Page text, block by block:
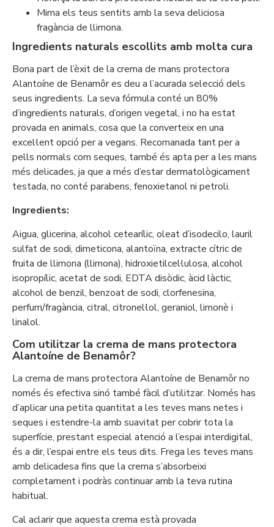
Mima els teus sentits amb la seva deliciosa
fragància de llimona.
Ingredients naturals escollits amb molta cura
Bona part de l’èxit de la crema de mans protectora
Alantoíne de Benamôr es deu a l’acurada selecció dels
seus ingredients. La seva fórmula conté un 80%
d’ingredients naturals, d’origen vegetal, i no ha estat
provada en animals, cosa que la converteix en una
excel·lent opció per a vegans. Recomanada tant per a
pells normals com seques, també és apta per a les mans
més delicades, ja que a més d’estar dermatològicament
testada, no conté parabens, fenoxietanol ni petroli.
Ingredients:
Aigua, glicerina, alcohol cetearílic, oleat d’isodecilo, lauril
sulfat de sodi, dimeticona, alantoïna, extracte cítric de
fruita de llimona (llimona), hidroxietilcel·lulosa, alcohol
isopropílic, acetat de sodi, EDTA disòdic, àcid làctic,
alcohol de benzil, benzoat de sodi, clorfenesina,
perfum/fragància, citral, citronel·lol, geraniol, limonè i
linalol.
Com utilitzar la crema de mans protectora
Alantoíne de Benamôr?
La crema de mans protectora Alantoíne de Benamôr no
només és efectiva sinó també fàcil d’utilitzar. Només has
d’aplicar una petita quantitat a les teves mans netes i
seques i estendre-la amb suavitat per cobrir tota la
superfície, prestant especial atenció a l’espai interdigital,
és a dir, l’espai entre els teus dits. Frega les teves mans
amb delicadesa fins que la crema s’absorbeixi
completament i podràs continuar amb la teva rutina
habitual.
Cal aclarir que aquesta crema està provada